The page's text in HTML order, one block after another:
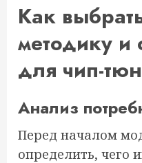
Как
методику и
для чип-
Анализ
Перед началом
определить, чего